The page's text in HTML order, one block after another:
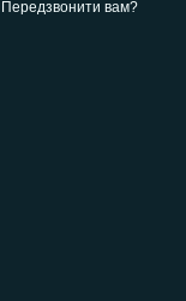
Передзвонити вам?